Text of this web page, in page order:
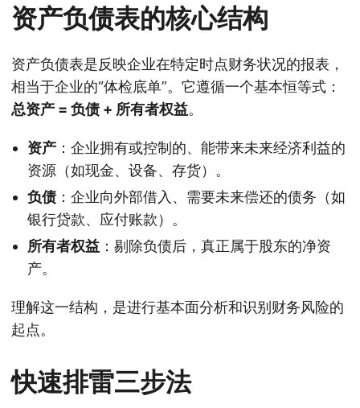
资产负债表的核心结构
资产负债表是反映企业在特定时点财务状况的报表，
相当于企业的“体检底单”。它遵循一个基本恒等式：
总资产 = 负债 + 所有者权益。
资产 ：企业拥有或控制的、能带来未来经济利益的
资源（如现金、设备、存货）。
负债：企业向外部借入、需要未来偿还的债务（如
银行贷款、应付账款）。
所有者权益 ：剔除负债后，真正属于股东的净资
产。
理解这一结构，是进行基本面分析和识别财务风险的
起点。
快速排雷三步法